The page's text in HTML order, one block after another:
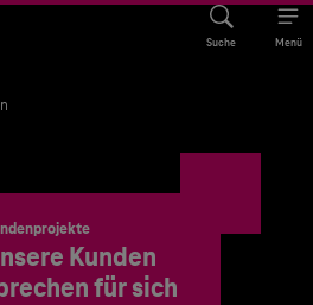
Suche Menü
Kunden
für sich